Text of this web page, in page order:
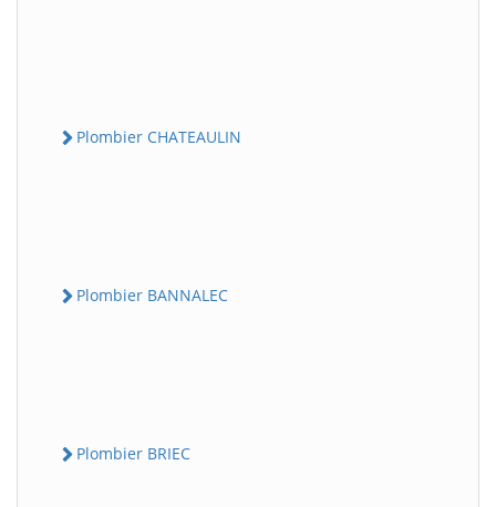
Plombier CHATEAULIN
Plombier BANNALEC
Plombier BRIEC